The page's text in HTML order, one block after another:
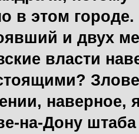
в этом
и двух
власти
наверное,
на-Дону